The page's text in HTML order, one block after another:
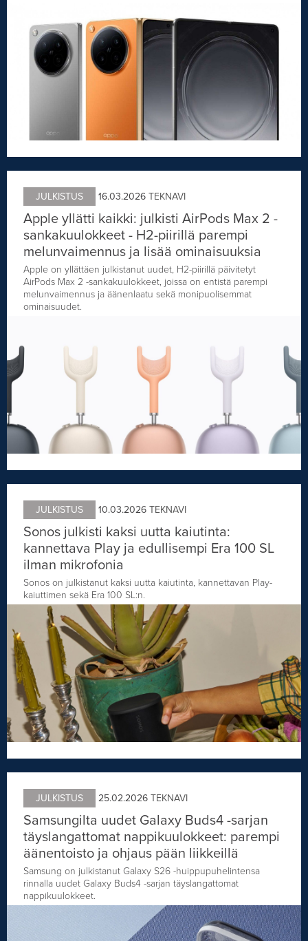
JULKISTUS 16.03.2026 TEKNAVI
Apple yllätti kaikki: julkisti AirPods Max 2 -
sankakuulokkeet - H2-piirillä parempi
melunvaimennus ja lisää ominaisuuksia
Apple on yllättäen julkistanut uudet, H2-piirillä päivitetyt
AirPods Max 2 -sankakuulokkeet, joissa on entistä parempi
melunvaimennus ja äänenlaatu sekä monipuolisemmat
ominaisuudet.
JULKISTUS 10.03.2026 TEKNAVI
Sonos julkisti kaksi uutta kaiutinta:
kannettava Play ja edullisempi Era 100 SL
ilman mikrofonia
Sonos on julkistanut kaksi uutta kaiutinta, kannettavan Play-
kaiuttimen sekä Era 100 SL:n.
JULKISTUS 25.02.2026 TEKNAVI
Samsungilta uudet Galaxy Buds4 -sarjan
täyslangattomat nappikuulokkeet: parempi
äänentoisto ja ohjaus pään liikkeillä
Samsung on julkistanut Galaxy S26 -huippupuhelintensa
rinnalla uudet Galaxy Buds4 -sarjan täyslangattomat
nappikuulokkeet.